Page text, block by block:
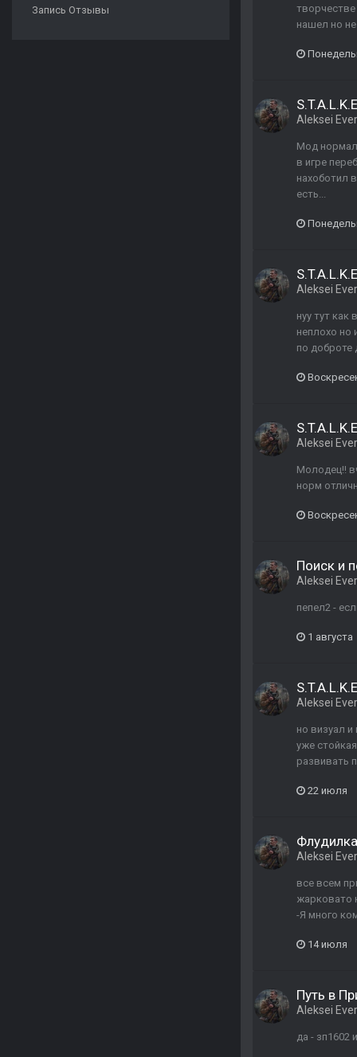
Запись Отзывы
нашел но
Aleksei
Мод
в игре
нахоботил
есть...
Aleksei
нуу тут
неплохо но
по доброте
Aleksei
Молодец!!
норм
Поиск и
Aleksei
пепел2 -
1 августа
Aleksei
но визуал
уже
развивать
22 июля
Aleksei
все всем
жарковато
-Я много
14 июля
Путь в
Aleksei
да - зп1602